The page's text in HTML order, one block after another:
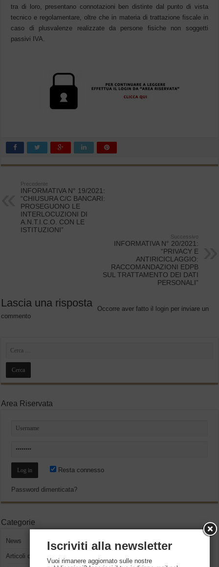
tra di loro, presentano connotazioni ben distinte dal punto di vista
tecnico e regolamentare, oltre che in materia di trattazione fiscale in
caso di plusvalenze realizzate da persone fisiche non soggetti
passivi IVA.
Precedente
INFORMATIVA N° 19/2021:
“CHIUSURA C/C BANCARI:
PROSEGUONO LE
INTERLOCUZIONI DI
A.N.T.I.C.O. CON LE
ISTITUZIONI”
Successivo
INFORMATIVA N° 20/2021:
“PRIVACY E
ANTIRICICLAGGIO:
RACCOMANDAZIONI EDPB
SUL TRATTAMENTO DEI DATI
PERSONALI”
Lascia una risposta Occorre aver fatto il login per inviare un
commento
Area Riservata
Resta connesso
Password dimenticata?
Categorie
News
Articoli del presidente
Iscriviti alla newsletter
Vuoi rimanere aggiornato sulle nostre